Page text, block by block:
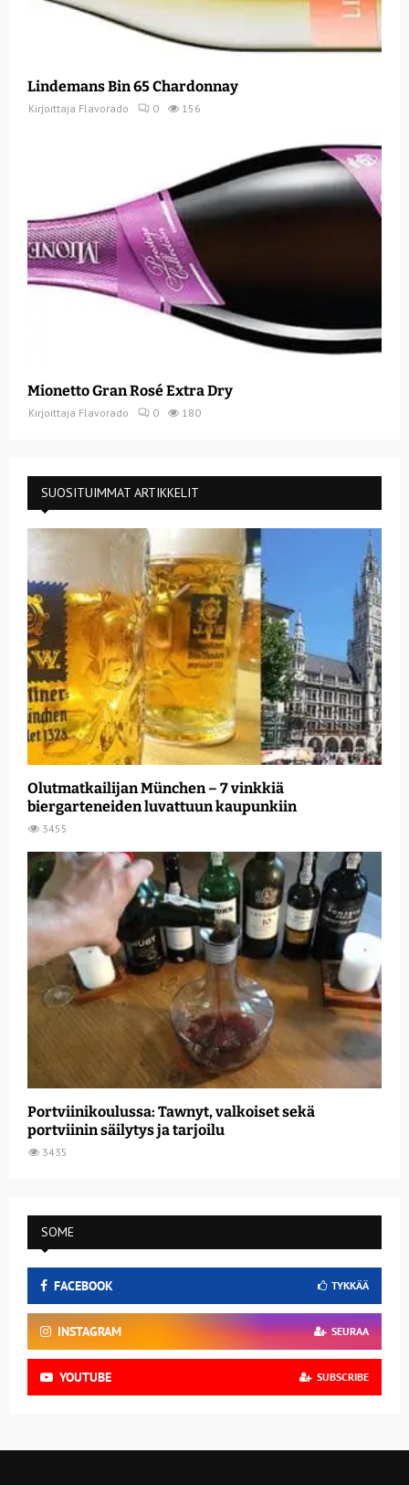
Lindemans Bin 65 Chardonnay
Kirjoittaja Flavorado 0 156
Mionetto Gran Rosé Extra Dry
Kirjoittaja Flavorado 0 180
SUOSITUIMMAT ARTIKKELIT
Olutmatkailijan München – 7 vinkkiä
biergarteneiden luvattuun kaupunkiin
3455
Portviinikoulussa: Tawnyt, valkoiset sekä
portviinin säilytys ja tarjoilu
3435
SOME
FACEBOOK TYKKÄÄ
INSTAGRAM SEURAA
YOUTUBE SUBSCRIBE